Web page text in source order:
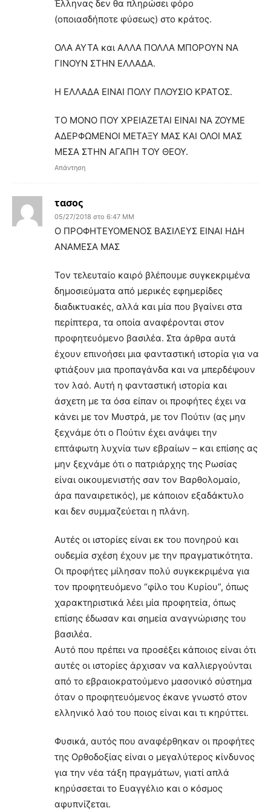
Έλληνας δεν θα πληρώσει φόρο
(οποιασδήποτε φύσεως) στο κράτος.
ΟΛΑ ΑΥΤΑ και ΑΛΛΑ ΠΟΛΛΑ ΜΠΟΡΟΥΝ ΝΑ
ΓΙΝΟΥΝ ΣΤΗΝ ΕΛΛΑΔΑ.
Η ΕΛΛΑΔΑ ΕΙΝΑΙ ΠΟΛΥ ΠΛΟΥΣΙΟ ΚΡΑΤΟΣ.
ΤΟ ΜΟΝΟ ΠΟΥ ΧΡΕΙΑΖΕΤΑΙ ΕΙΝΑΙ ΝΑ ΖΟΥΜΕ
ΑΔΕΡΦΩΜΕΝΟΙ ΜΕΤΑΞΥ ΜΑΣ ΚΑΙ ΟΛΟΙ ΜΑΣ
ΜΕΣΑ ΣΤΗΝ ΑΓΑΠΗ ΤΟΥ ΘΕΟΥ.
Απάντηση
τασος
05/27/2018 στο 6:47 ΜΜ
Ο ΠΡΟΦΗΤΕΥΟΜΕΝΟΣ ΒΑΣΙΛΕΥΣ ΕΙΝΑΙ ΗΔΗ
ΑΝΑΜΕΣΑ ΜΑΣ
Τον τελευταίο καιρό βλέπουμε συγκεκριμένα
δημοσιεύματα από μερικές εφημερίδες
διαδικτυακές, αλλά και μία που βγαίνει στα
περίπτερα, τα οποία αναφέρονται στον
προφητευόμενο βασιλέα. Στα άρθρα αυτά
έχουν επινοήσει μια φανταστική ιστορία για να
φτιάξουν μια προπαγάνδα και να μπερδέψουν
τον λαό. Αυτή η φανταστική ιστορία και
άσχετη με τα όσα είπαν οι προφήτες έχει να
κάνει με τον Μυστρά, με τον Πούτιν (ας μην
ξεχνάμε ότι ο Πούτιν έχει ανάψει την
επτάφωτη λυχνία των εβραίων – και επίσης ας
μην ξεχνάμε ότι ο πατριάρχης της Ρωσίας
είναι οικουμενιστής σαν τον Βαρθολομαίο,
άρα παναιρετικός), με κάποιον εξαδάκτυλο
και δεν συμμαζεύεται η πλάνη.
Αυτές οι ιστορίες είναι εκ του πονηρού και
ουδεμία σχέση έχουν με την πραγματικότητα.
Οι προφήτες μίλησαν πολύ συγκεκριμένα για
τον προφητευόμενο “φίλο του Κυρίου”, όπως
χαρακτηριστικά λέει μία προφητεία, όπως
επίσης έδωσαν και σημεία αναγνώρισης του
βασιλέα.
Αυτό που πρέπει να προσέξει κάποιος είναι ότι
αυτές οι ιστορίες άρχισαν να καλλιεργούνται
από το εβραιοκρατούμενο μασονικό σύστημα
όταν ο προφητευόμενος έκανε γνωστό στον
ελληνικό λαό του ποιος είναι και τι κηρύττει.
Φυσικά, αυτός που αναφέρθηκαν οι προφήτες
της Ορθοδοξίας είναι ο μεγαλύτερος κίνδυνος
για την νέα τάξη πραγμάτων, γιατί απλά
κηρύσσεται το Ευαγγέλιο και ο κόσμος
αφυπνίζεται.